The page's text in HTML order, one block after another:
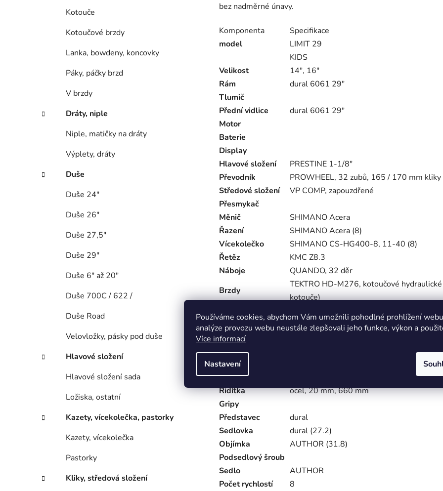
Používáme cookies, abychom Vám umožnili pohodlné prohlížení
analýze provozu webu neustále zlepšovali jeho funkce, výkon a
Více informací
Nastavení
Kotouče
Kotoučové brzdy
Lanka, bowdeny, koncovky
Páky, páčky brzd
V brzdy
Dráty, niple
Niple, matičky na dráty
Výplety, dráty
Duše
Duše 24"
Duše 26"
Duše 27,5"
Duše 29"
Duše 6" až 20"
Duše 700C / 622 /
Duše Road
Velovložky, pásky pod duše
Hlavové složení
Hlavové složení sada
Ložiska, ostatní
Kazety, vícekolečka, pastorky
Kazety, vícekolečka
Pastorky
Kliky, středová složení
bez nadměrné únavy.
Komponenta
Specifikace
model
LIMIT 29
KIDS
Velikost
14", 16"
Rám
dural 6061 29"
Tlumič
Přední vidlice
dural 6061 29"
Motor
Baterie
Display
Hlavové složení
PRESTINE 1-1/8"
Převodník
PROWHEEL, 32 zubů, 165 / 170 mm kliky
Středové složení
VP COMP, zapouzdřené
Přesmykač
Měnič
SHIMANO Acera
Řazení
SHIMANO Acera (8)
Vícekolečko
SHIMANO CS-HG400-8, 11-40 (8)
Řetěz
KMC Z8.3
Náboje
QUANDO, 32 děr
Brzdy
TEKTRO HD-M276, kotoučové
kotouče)
Ráfky
dural, 32 děr
Paprsky
Pláště
KENDA Small Block Eight, 29" × 2.10"
Pláště
KENDA Small Block Eight, 29" × 2.10"
Pedály
Řidítka
ocel, 20 mm, 660 mm
Gripy
Představec
dural
Sedlovka
dural (27.2)
Objímka
AUTHOR (31.8)
Podsedlový šroub
Sedlo
AUTHOR
Počet rychlostí
8